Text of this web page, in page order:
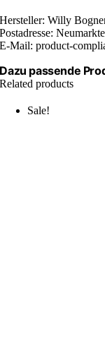
Hersteller: Willy
Postadresse:
E-Mail: product-
Dazu passende
Related products
Sale!